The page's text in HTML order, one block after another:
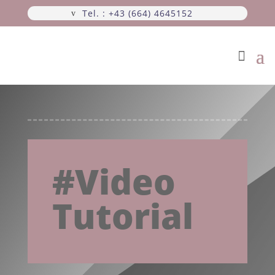
Tel. : +43 (664) 4645152
#Video
Tutorial